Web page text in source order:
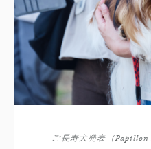
ご長寿犬発表（Papillon